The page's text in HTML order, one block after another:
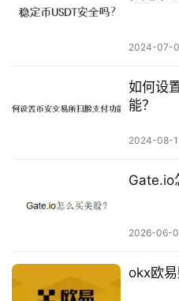
2024-07-
如何设
能？
2024-08-
Gate.io
2026-06-
okx欧